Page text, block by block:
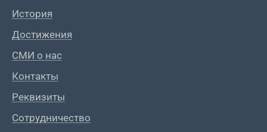
История
Достижения
СМИ о нас
Контакты
Реквизиты
Сотрудничество